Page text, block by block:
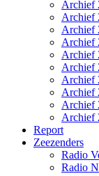
Archief
Archief
Archief
Archief
Archief
Archief
Archief
Archief
Archief
Archief
Report
Zeezenders
Radio
Radio